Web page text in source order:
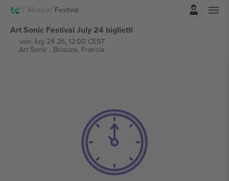
Musica Festival
Art Sonic Festival July 24 biglietti
ven, lug 24 26, 12:00 CEST
Art Sonic , Briouze, Francia